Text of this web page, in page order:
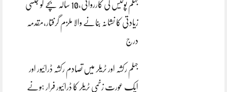
جہلم پولیس کی کارروائی،10 سالہ بچے کو جنسی
زیادتی کا نشانہ بنانے والا ملزم گرفتار،مقدمہ
درج
جہلم رکشہ اور ٹریلر میں تصادم رکشہ ڈرائیور اور
ایک عورت زخمی ٹریلر کا ڈرائیور فرار ہونے